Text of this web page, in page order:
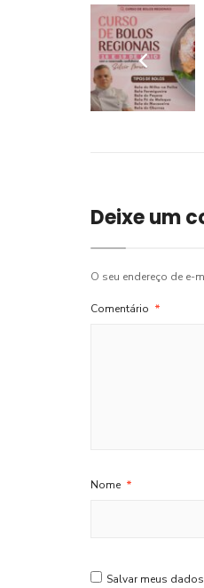
Deixe um
O seu endereço de e-
Comentário *
Nome *
Salvar meus